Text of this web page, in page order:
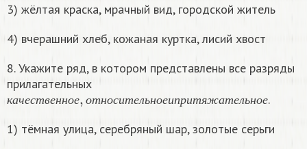
3) жёлтая краска, мрачный вид, городской житель
4) вчерашний хлеб, кожаная куртка, лисий хвост
8. Укажите ряд, в котором представлены все разряды
прилагательных
ка ч е с т в е н н о е отн ос ител ьн ое ипр итя жател ьн ое
качественное
.
1) тёмная улица, серебряный шар, золотые серьги